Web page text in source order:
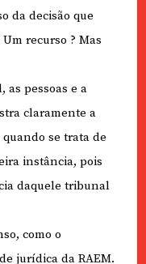
da decisão que
recurso ? Mas
as pessoas e a
claramente a
se trata de
instância, pois
daquele tribunal
como o
jurídica da RAEM.